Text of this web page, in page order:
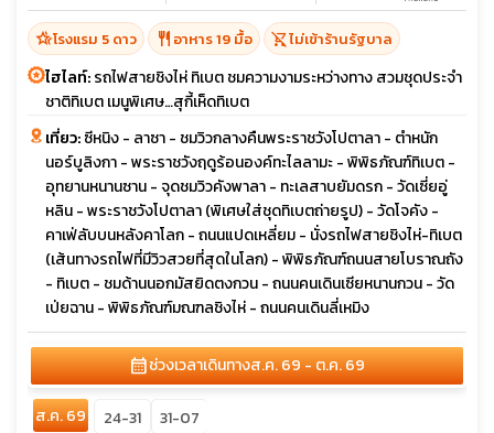
hotel_classโรงแรม 5 ดาว restaurant อาหาร 19 มื้อ shopping_cart_offไม่เข้าร้านรัฐบาล
ไฮไลท์:รถไฟสายชิงไห่ ทิเบต ชมความงามระหว่างทาง สวมชุดประจำ
ชาติทิเบต เมนูพิเศษ…สุกี้เห็ดทิเบต
เที่ยว:ซีหนิง - ลาซา - ชมวิวกลางคืนพระราชวังโปตาลา - ตำหนัก
นอร์บูลิงกา - พระราชวังฤดูร้อนองค์ทะไลลามะ - พิพิธภัณฑ์ทิเบต -
อุทยานหนานซาน - จุดชมวิวคังพาลา - ทะเลสาบยัมดรก - วัดเซี่ยอู่
หลิน - พระราชวังโปตาลา (พิเศษใส่ชุดทิเบตถ่ายรูป) - วัดโจคัง -
คาเฟ่ลับบนหลังคาโลก - ถนนแปดเหลี่ยม - นั่งรถไฟสายชิงไห่-ทิเบต
(เส้นทางรถไฟที่มีวิวสวยที่สุดในโลก) - พิพิธภัณฑ์ถนนสายโบราณถัง
- ทิเบต - ชมด้านนอกมัสยิดตงกวน - ถนนคนเดินเซียหนานกวน - วัด
เป่ยฉาน - พิพิธภัณฑ์มณฑลชิงไห่ - ถนนคนเดินลี่เหมิง
calendar_monthช่วงเวลาเดินทางส.ค. 69 - ต.ค. 69
ส.ค. 69 24-31 31-07